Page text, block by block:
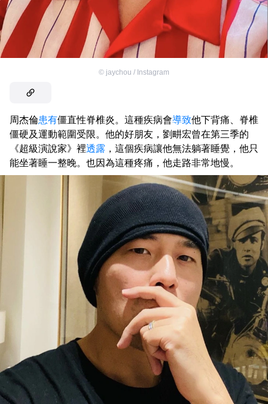
© jaychou / Instagram
周杰倫患有僵直性脊椎炎。這種疾病會導致他下背痛、脊椎
僵硬及運動範圍受限。他的好朋友，劉畊宏曾在第三季的
《超級演說家》裡透露 ，這個疾病讓他無法躺著睡覺，他只
能坐著睡一整晚。也因為這種疼痛，他走路非常地慢。